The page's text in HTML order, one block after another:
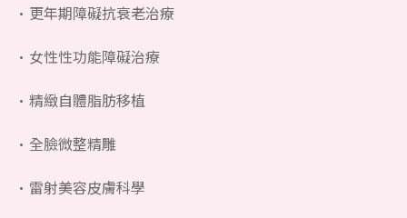
更年期障礙抗衰老治療
女性性功能障礙治療
精緻自體脂肪移植
全臉微整精雕
雷射美容皮膚科學